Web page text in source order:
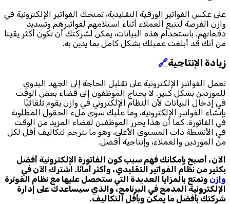
على عكس الفواتير الورقية التقليدية، تمنحك الفواتير الإلكترونية في
وازن الفرصة لتتبع العملاء أثناء استلامهم لفواتيرهم وتسديد
دفعاتهم. باستخدام هذه البيانات، يمكن لشركتك أن تكون أكثر يقينا
من أنك قد أبلغت عميلك بشكل كامل بما يدين به.
زيادة الإنتاجية🔗
تعمل الفواتير الإلكترونية على تقليل الحاجة إلى الجهد اليدوي
للموردين بشكل كبير. لا يحتاج الموظفون إلى قضاء بعض الوقت
في إدخال البيانات لأن النظام الإلكتروني في وازن يقوم تلقائيًا
بإنشاء الفواتير الإلكترونية، وما عليك سوى ملء الحقول المطلوبة
في الفاتورة. كما أن هذا يحرر الموظفين لقضاء المزيد من الوقت
في الأنشطة ذات المستوى الأعلى، وهو ما يترجم لتكاليف أقل لكل
من الموردين والعملاء، وإنتاجية أفضل.
الآن، أصبح بإمكانك فهم سبب كون الفاتورة الإلكترونية أفضل
بكثير من نظام الفواتير التقليدي، وأكثر أمانًا. اشترك الآن في
وازن وتمتع بالمزايا العديدة التي ستحصل عليها مع نظام الفوترة
الإلكترونية المدمج في البرنامج، والذي سيساعدك على إدارة
شركتك بأفضل ما يمكن وبأقل التكاليف.